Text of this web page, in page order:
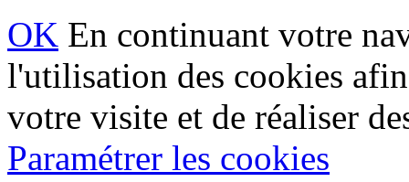
OK En continuant votre
l'utilisation des cookies
votre visite et de réaliser
Paramétrer les cookies